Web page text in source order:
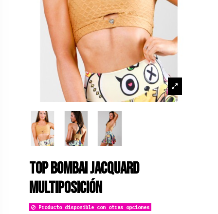
Top Bombai Jacquard
Multiposición
Producto disponible con otras opciones